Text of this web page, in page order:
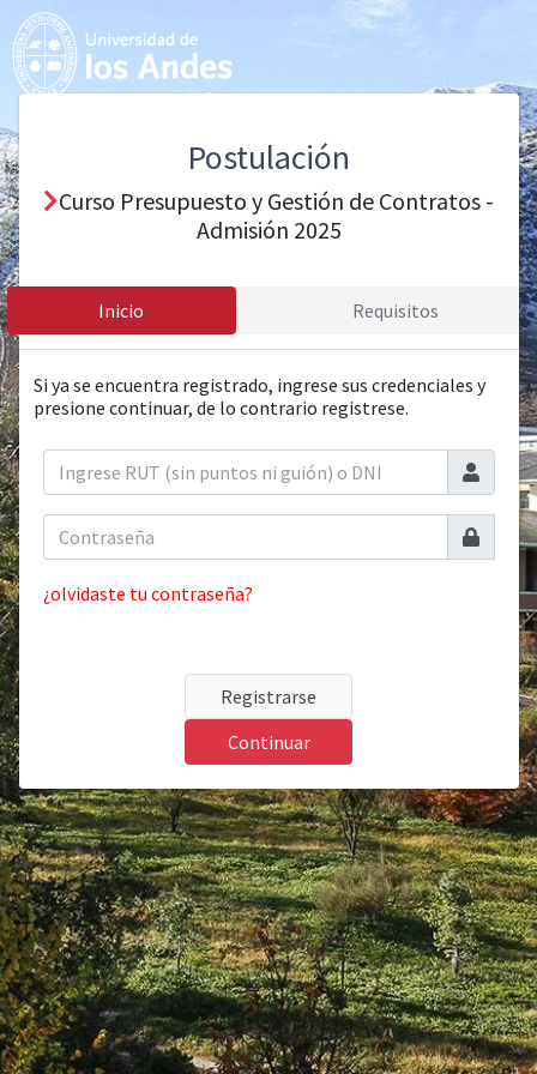
Postulación
Curso Presupuesto y Gestión de Contratos -
Admisión 2025
Inicio Requisitos
Si ya se encuentra registrado, ingrese sus credenciales y
presione continuar, de lo contrario registrese.
¿olvidaste tu contraseña?
Registrarse
Continuar